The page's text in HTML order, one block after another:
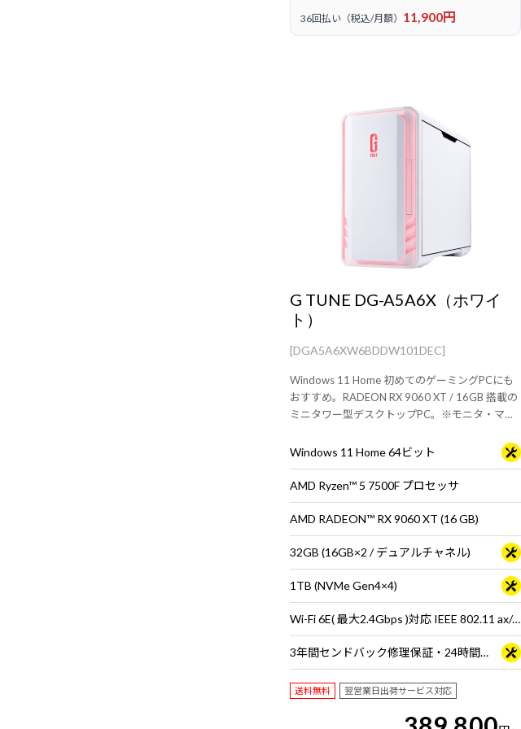
36回払い（税込/月額） 11,900円
G TUNE DG-A5A6X（ホワイ
ト）
[DGA5A6XW6BDDW101DEC]
Windows 11 Home 初めてのゲーミングPCにも
おすすめ。RADEON RX 9060 XT / 16GB 搭載の
ミニタワー型デスクトップPC。※モニタ・マウ
Windows 11 Home 64ビット
AMD Ryzen™ 5 7500F プロセッサ
AMD RADEON™ RX 9060 XT (16 GB)
32GB (16GB×2 / デュアルチャネル)
1TB (NVMe Gen4×4)
Wi-Fi 6E( 最大2.4Gbps )対応 IEEE 802.11 ax/ac/a/b/g/n準拠 ＋ Bluetooth 5内蔵
3年間センドバック修理保証・24時間×365日電話サポート
送料無料 翌営業日出荷サービス対応